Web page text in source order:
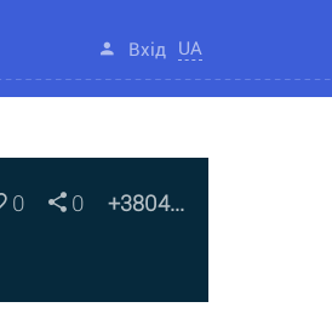
Вхід UA
0 0 +3804...